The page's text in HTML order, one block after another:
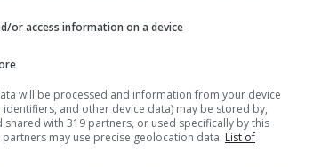
or access information on a device
will be processed and information from your device
identifiers, and other device data) may be stored by,
shared with 319 partners, or used specifically by this
partners may use precise geolocation data. List of